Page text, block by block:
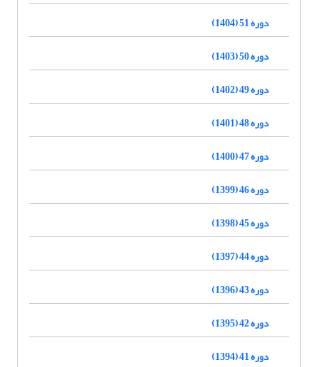
دوره 51 (1404)
دوره 50 (1403)
دوره 49 (1402)
دوره 48 (1401)
دوره 47 (1400)
دوره 46 (1399)
دوره 45 (1398)
دوره 44 (1397)
دوره 43 (1396)
دوره 42 (1395)
دوره 41 (1394)